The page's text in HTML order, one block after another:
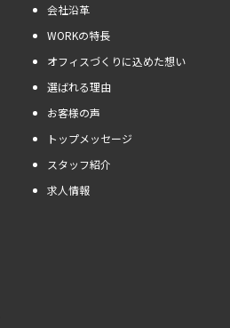
会社沿革
WORKの特長
オフィスづくりに込めた想い
選ばれる理由
お客様の声
トップメッセージ
スタッフ紹介
求人情報